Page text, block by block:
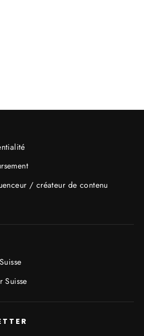
/ créateur de contenu